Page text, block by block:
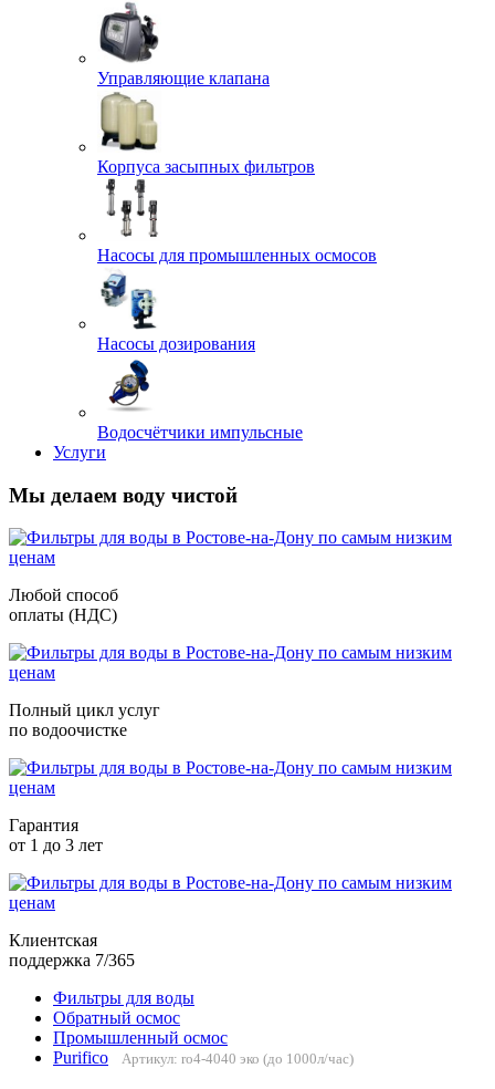
Управляющие клапана
Корпуса засыпных фильтров
Насосы для промышленных осмосов
Насосы дозирования
Водосчётчики импульсные
Услуги
Мы делаем воду чистой
Любой способ
оплаты (НДС)
Полный цикл услуг
по водоочистке
Гарантия
от 1 до 3 лет
Клиентская
поддержка 7/365
Фильтры для воды
Обратный осмос
Промышленный осмос
Purifico
Артикул: ro4-4040 эко (до 1000л/час)